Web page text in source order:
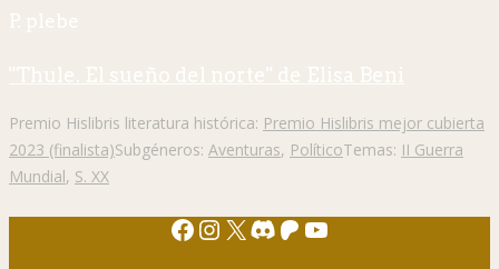
P. plebe
"Thule. El sueño del norte" de Elisa Beni
Premio Hislibris literatura histórica: Premio Hislibris mejor cubierta
2023 (finalista)Subgéneros: Aventuras, PolíticoTemas: II Guerra
Mundial, S. XX
Facebook
Instagram
X Discord
Patreon
YouTube